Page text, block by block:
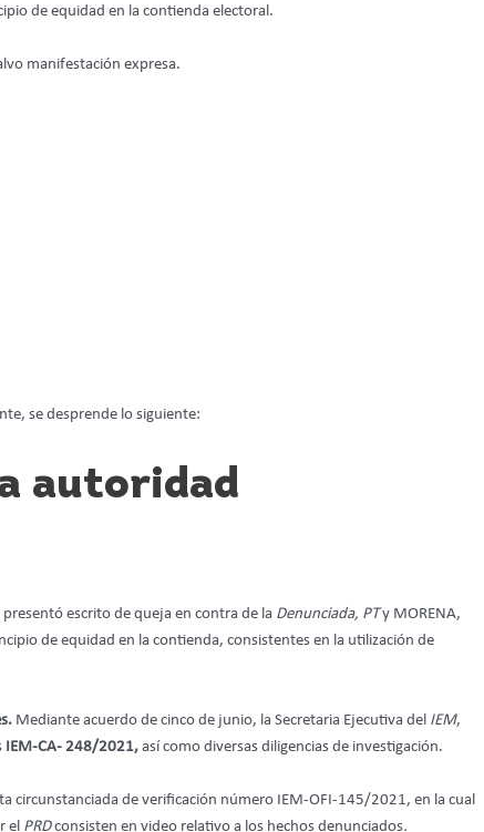
de equidad en la contienda electoral.
manifestación expresa.
se desprende lo siguiente:
autoridad
presentó escrito de queja en contra de la Denunciada, PTy MORENA,
de equidad en la contienda, consistentes en la utilización de
Mediante acuerdo de cinco de junio, la Secretaria Ejecutiva del IEM,
IEM-CA- 248/2021, así como diversas diligencias de investigación.
circunstanciada de verificación número IEM-OFI-145/2021, en la cual
el PRDconsisten en video relativo a los hechos denunciados.